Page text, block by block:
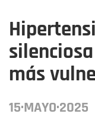
más
15·MAYO·2025